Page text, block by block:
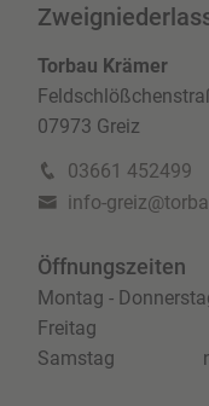
Torbau Krämer
07973 Greiz
03661 452499
info-
Öffnungszeiten
Montag -
Freitag
Samstag